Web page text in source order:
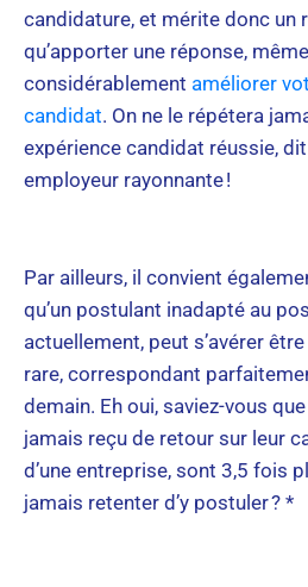
candidature, et mérite donc un
qu’apporter une réponse,
considérablement améliorer
candidat. On ne le répétera
expérience candidat réussie,
employeur rayonnante !
Par ailleurs, il convient
qu’un postulant inadapté au
actuellement, peut s’avérer
rare, correspondant
demain. Eh oui, saviez-vous
jamais reçu de retour sur leur
d’une entreprise, sont 3,5 fois
jamais retenter d’y postuler ? *